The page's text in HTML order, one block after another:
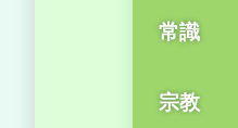
常識
宗教